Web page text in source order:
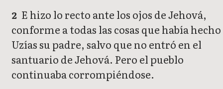
2 E hizo lo recto ante los ojos de Jehová,
conforme a todas las cosas que había hecho
Uzías su padre, salvo que no entró en el
santuario de Jehová. Pero el pueblo
continuaba corrompiéndose.